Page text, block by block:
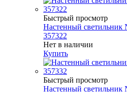
Быстрый просмотр
Настенный светильник
357322
Нет в наличии
Купить
Быстрый просмотр
Настенный светильник